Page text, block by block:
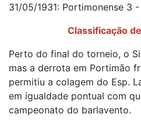
31/05/1931: Portimonense 3 -
Classificação
Perto do final do torneio, o
mas a derrota em Portimão
permitiu a colagem do Esp.
em igualdade pontual com
campeonato do barlavento.